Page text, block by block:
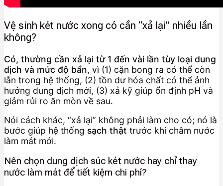
Vệ sinh két nước xong có cần “xả lại” nhiều lần
không?
Có, thường cần xả lại từ 1 đến vài lần tùy loại dung
dịch và mức độ bẩn, vì (1) cặn bong ra có thể còn
lẫn trong hệ thống, (2) tồn dư hóa chất có thể ảnh
hưởng dung dịch mới, (3) xả kỹ giúp ổn định pH và
giảm rủi ro ăn mòn về sau.
Nói cách khác, “xả lại” không phải làm cho có; nó là
bước giúp hệ thống sạch thật trước khi châm nước
làm mát mới.
Nên chọn dung dịch súc két nước hay chỉ thay
nước làm mát để tiết kiệm chi phí?